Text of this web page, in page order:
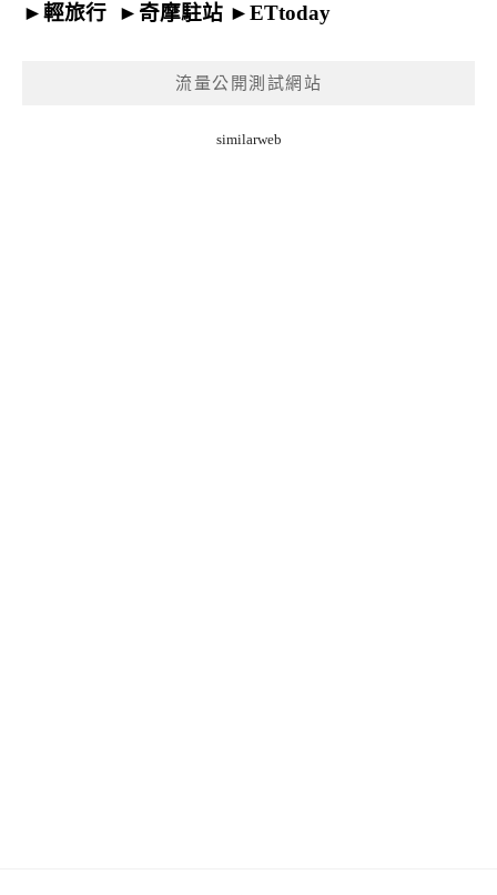
►輕旅行 ► 奇摩駐站 ►ETtoday
流量公開測試網站
similarweb